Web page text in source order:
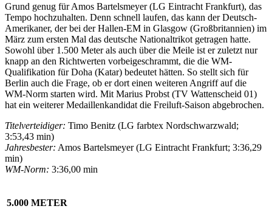
Grund genug für Amos Bartelsmeyer (LG Eintracht Frankfurt), das
Tempo hochzuhalten. Denn schnell laufen, das kann der Deutsch-
Amerikaner, der bei der Hallen-EM in Glasgow (Großbritannien) im
März zum ersten Mal das deutsche Nationaltrikot getragen hatte.
Sowohl über 1.500 Meter als auch über die Meile ist er zuletzt nur
knapp an den Richtwerten vorbeigeschrammt, die die WM-
Qualifikation für Doha (Katar) bedeutet hätten. So stellt sich für
Berlin auch die Frage, ob er dort einen weiteren Angriff auf die
WM-Norm starten wird. Mit Marius Probst (TV Wattenscheid 01)
hat ein weiterer Medaillenkandidat die Freiluft-Saison abgebrochen.
Titelverteidiger: Timo Benitz (LG farbtex Nordschwarzwald;
3:53,43 min)
Jahresbester: Amos Bartelsmeyer (LG Eintracht Frankfurt; 3:36,29
min)
WM-Norm: 3:36,00 min
5.000 METER